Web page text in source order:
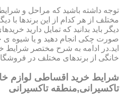
توجه داشته باشید که مراحل و
مختلف از هر کدام از این برندها با
دیگر باید بدانید که تمایل دارید
صورت چکی انجام دهید و یا شیوه ی
اید.در ادامه به شرح مختصر
خانگی از برندهای مختلف در
شرایط خرید اقساطی لوازم
تاکسیرانی,منطقه تاکسیرانی